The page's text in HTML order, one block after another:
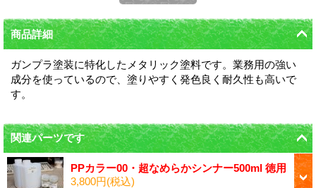
商品詳細
ガンプラ塗装に特化したメタリック塗料です。業務用の強い
成分を使っているので、塗りやすく発色良く耐久性も高いで
す。
関連パーツです
PPカラー00・超なめらかシンナー500ml 徳用
3,800円(税込)